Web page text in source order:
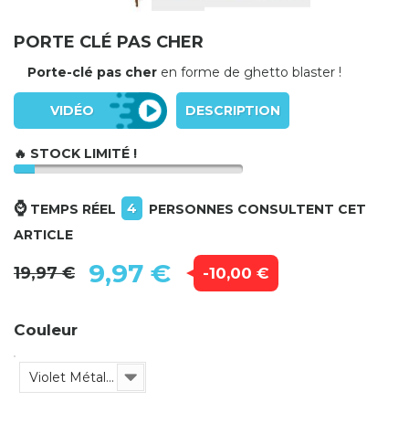
PORTE CLÉ PAS CHER
Porte-clé pas cher en forme de ghetto blaster !
VIDÉO DESCRIPTION
🔥 STOCK LIMITÉ !
⌚TEMPS RÉEL 4
PERSONNES CONSULTENT CET
ARTICLE
19,97 € 9,97 € -10,00 €
Couleur
Violet Métallisé